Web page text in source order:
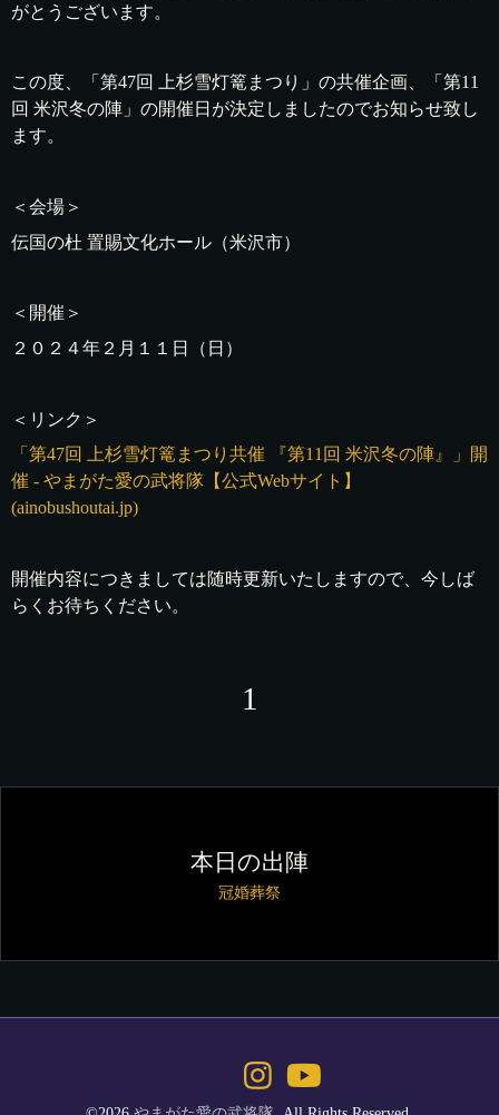
がとうございます。
この度、「第47回 上杉雪灯篭まつり」の共催企画、「第11
回 米沢冬の陣」の開催日が決定しましたのでお知らせ致し
ます。
＜会場＞
伝国の杜 置賜文化ホール（米沢市）
＜開催＞
２０２４年２月１１日（日）
＜リンク＞
「第47回 上杉雪灯篭まつり共催 『第11回 米沢冬の陣』」開
催 - やまがた愛の武将隊【公式Webサイト】
(ainobushoutai.jp)
開催内容につきましては随時更新いたしますので、今しば
らくお待ちください。
1
本日の出陣
冠婚葬祭